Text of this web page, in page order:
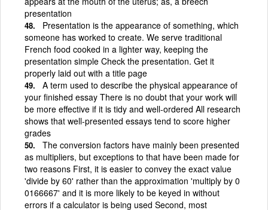
presentation
Presentation is the appearance of something, which
someone has worked to create. We serve traditional
French food cooked in a lighter way, keeping the
presentation simple Check the presentation. Get it
properly laid out with a title page
A term used to describe the physical appearance of
your finished essay There is no doubt that your work will
be more effective if it is tidy and well-ordered All research
shows that well-presented essays tend to score higher
grades
The conversion factors have mainly been presented
as multipliers, but exceptions to that have been made for
two reasons First, it is easier to convey the exact value
'divide by 60' rather than the approximation 'multiply by 0
0166667' and it is more likely to be keyed in without
errors if a calculator is being used Second, most